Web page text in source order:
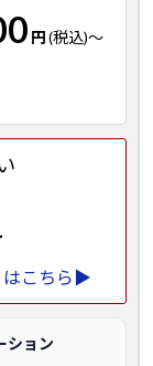
円(税込)～
はこちら▶
ション